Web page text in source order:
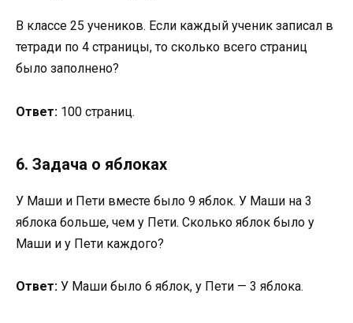
В классе 25 учеников. Если каждый ученик записал в
тетради по 4 страницы, то сколько всего страниц
было заполнено?
Ответ: 100 страниц.
6. Задача о яблоках
У Маши и Пети вместе было 9 яблок. У Маши на 3
яблока больше, чем у Пети. Сколько яблок было у
Маши и у Пети каждого?
Ответ: У Маши было 6 яблок, у Пети — 3 яблока.